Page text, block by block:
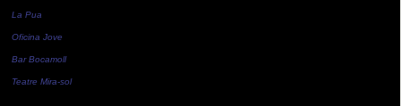
La Pua
Oficina Jove
Bar Bocamoll
Teatre Mira-sol